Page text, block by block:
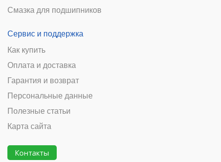
Смазка для подшипников
Сервис и поддержка
Как купить
Оплата и доставка
Гарантия и возврат
Персональные данные
Полезные статьи
Карта сайта
Контакты